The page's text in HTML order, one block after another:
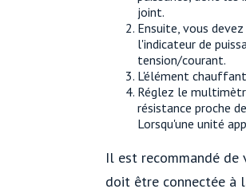
joint.
Ensuite, vous
l'indicateur de
tension/courant.
L'élément
Réglez le
résistance proche
Lorsqu'une unité
Il est recommandé de
doit être connectée à